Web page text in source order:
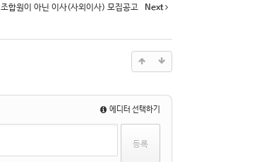
조합원이 아닌 이사(사외이사) 모집공고 Next
에디터 선택하기